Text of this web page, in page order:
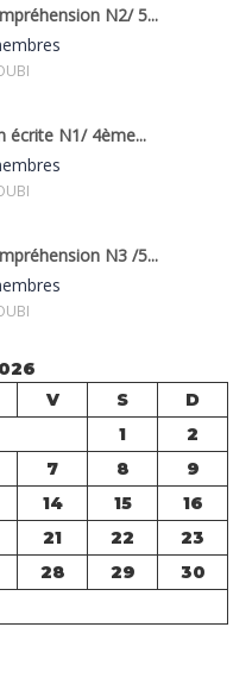
N2/ 5...
écrite N1/ 4ème...
N3 /5...
V S
D
1
2
7 8
9
14 15
16
21 22
23
28 29
30